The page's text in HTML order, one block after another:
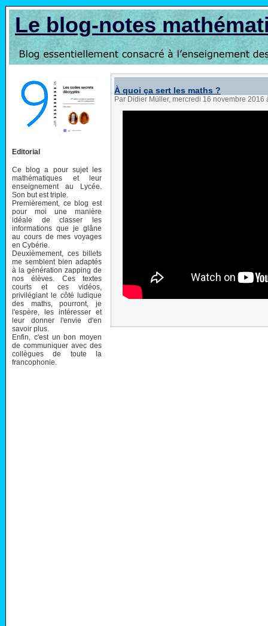
Le blog-notes
Editorial
Ce blog a pour sujet les
mathématiques et leur
enseignement au Lycée.
Son but est triple.
Premièrement, ce blog est
pour moi une manière
idéale de classer les
informations que je glâne
au cours de mes voyages
en Cybérie.
Deuxièmement, ces billets
me semblent bien adaptés
à la génération zapping de
nos élèves. Ces textes
courts et ces vidéos,
privilégiant le côté ludique
des maths, pourront, je
l'espère, les intéresser et
leur donner l'envie d'en
savoir plus.
Enfin, c'est un bon moyen
de communiquer avec des
collègues de toute la
francophonie.
À quoi ça sert les maths ?
Par Didier Müller, mercredi 16 novembre 2016